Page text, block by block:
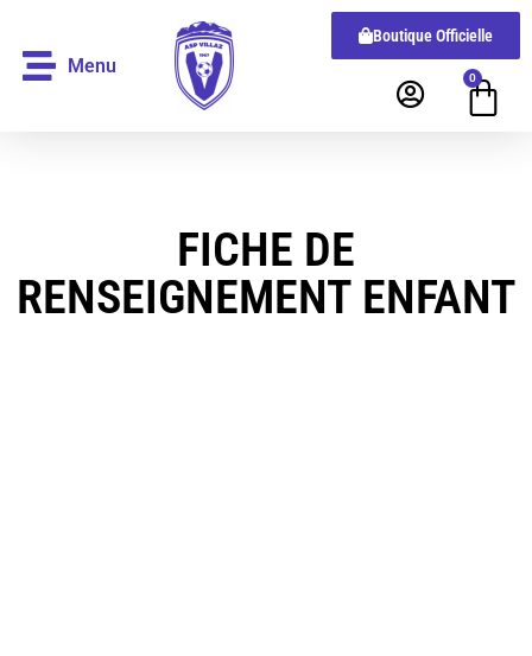
Menu
Boutique Officielle
0
FICHE DE
RENSEIGNEMENT ENFANT